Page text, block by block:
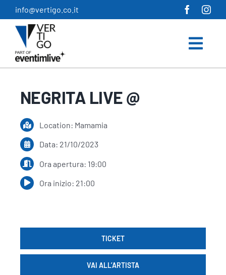
Salta
al
contenuto
info@vertigo.co.it
NEGRITA LIVE @
Location: Mamamia
Data: 21/10/2023
Ora apertura: 19:00
Ora inizio: 21:00
TICKET
VAI ALL’ARTISTA